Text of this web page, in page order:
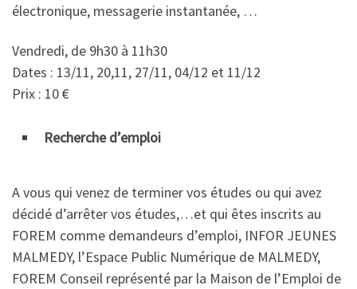
électronique, messagerie instantanée, …
Vendredi, de 9h30 à 11h30
Dates : 13/11, 20,11, 27/11, 04/12 et 11/12
Prix : 10 €
Recherche d’emploi
A vous qui venez de terminer vos études ou qui avez
décidé d’arrêter vos études,…et qui êtes inscrits au
FOREM comme demandeurs d’emploi, INFOR JEUNES
MALMEDY, l’Espace Public Numérique de MALMEDY,
FOREM Conseil représenté par la Maison de l’Emploi de